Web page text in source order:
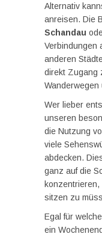
Alternativ
anreisen. Die
Schandau
Verbindungen
anderen
direkt Zugang
Wanderwegen
Wer lieber
unseren
die Nutzung
viele
abdecken.
ganz auf die
sitzen zu
Egal für
ein